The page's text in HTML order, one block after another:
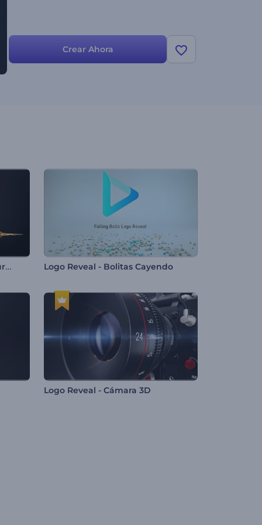
Crear Ahora
Logo Reveal - Polvo de Purpurina Logo Reveal - Bolitas Cayendo
Logo Reveal - Cámara 3D